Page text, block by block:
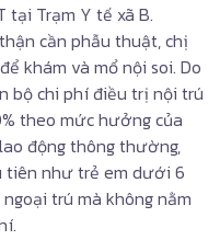
tại Trạm Y tế xã B.
cần phẫu thuật, chị
khám và mổ nội soi. Do
bộ chi phí điều trị nội trú
theo mức hưởng của
động thông thường,
tiên như trẻ em dưới 6
trú mà không nằm